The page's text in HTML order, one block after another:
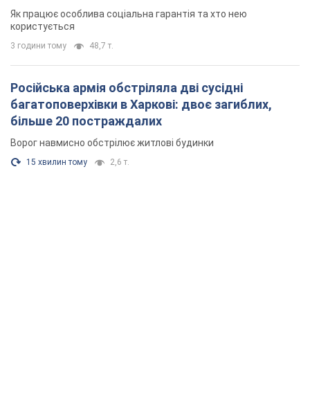
Як працює особлива соціальна гарантія та хто нею
користується
3 години тому 48,7 т.
Російська армія обстріляла дві сусідні
багатоповерхівки в Харкові: двоє загиблих,
більше 20 постраждалих
Ворог навмисно обстрілює житлові будинки
15 хвилин тому 2,6 т.